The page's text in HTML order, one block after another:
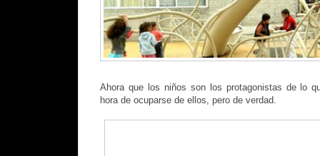
Ahora que los niños son los protagonistas de lo
hora de ocuparse de ellos, pero de verdad.